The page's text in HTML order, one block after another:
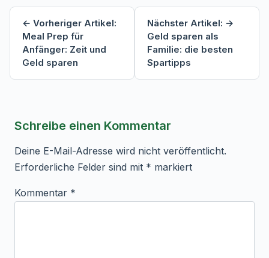
Beitragsnavigation
← Vorheriger Artikel:
Meal Prep für
Anfänger: Zeit und
Geld sparen
Nächster Artikel: →
Geld sparen als
Familie: die besten
Spartipps
Schreibe einen Kommentar
Deine E-Mail-Adresse wird nicht veröffentlicht.
Erforderliche Felder sind mit * markiert
Kommentar *